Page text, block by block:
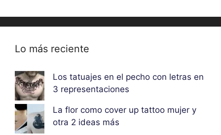
Lo más reciente
Los tatuajes en el pecho con letras en
3 representaciones
La flor como cover up tattoo mujer y
otra 2 ideas más